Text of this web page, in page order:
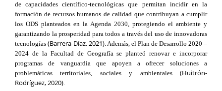
de capacidades científico-tecnológicas que permitan incidir en la
formación de recursos humanos de calidad que contribuyan a cumplir
los ODS planteados en la Agenda 2030, protegiendo el ambiente y
garantizando la prosperidad para todos a través del uso de innovadoras
tecnologías (Barrera-Díaz, 2021). Además, el Plan de Desarrollo 2020 –
2024 de la Facultad de Geografía se planteó renovar e incorporar
programas de vanguardia que apoyen a ofrecer soluciones a
problemáticas territoriales, sociales y ambientales
(Huitrón-
Rodríguez, 2020).